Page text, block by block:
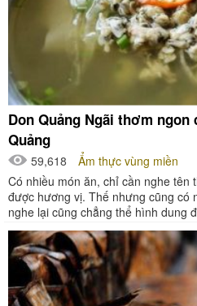
Don Quảng Ngãi thơm
Quảng
59,618
Ẩm thực vùng miền
Có nhiều món ăn, chỉ cần nghe tên
được hương vị. Thế nhưng cũng có
nghe lại cũng chẳng thể hình dung